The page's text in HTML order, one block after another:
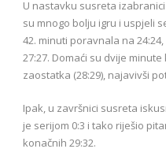
U nastavku susreta
su mnogo bolju igru i uspjeli
42. minuti poravnala na
27:27. Domaći su dvije
zaostatka (28:29), najavivši
Ipak, u završnici susreta
je serijom 0:3 i tako riješio
konačnih 29:32.